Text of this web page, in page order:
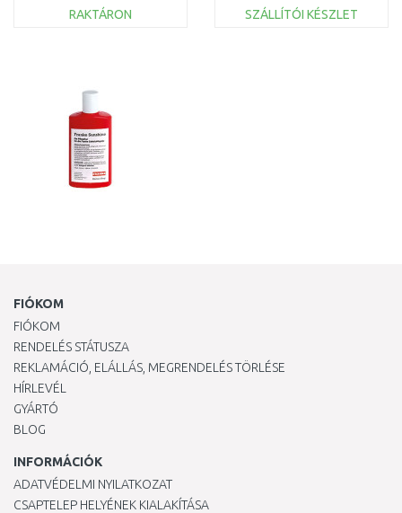
RAKTÁRON
SZÁLLÍTÓI KÉSZLET
FIÓKOM
FIÓKOM
RENDELÉS STÁTUSZA
REKLAMÁCIÓ, ELÁLLÁS, MEGRENDELÉS TÖRLÉSE
HÍRLEVÉL
GYÁRTÓ
BLOG
INFORMÁCIÓK
ADATVÉDELMI NYILATKOZAT
CSAPTELEP HELYÉNEK KIALAKÍTÁSA